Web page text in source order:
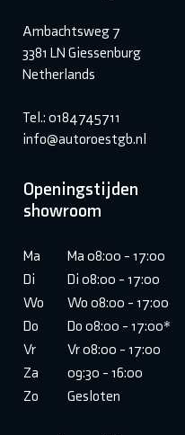
Ambachtsweg 7
3381 LN Giessenburg
Netherlands
Tel.: 0184745711
info@autoroestgb.nl
Openingstijden
showroom
Ma
Ma 08:00 - 17:00
Di
Di 08:00 - 17:00
Wo
Wo 08:00 - 17:00
Do
Do 08:00 - 17:00*
Vr
Vr 08:00 - 17:00
Za
09:30 - 16:00
Zo
Gesloten